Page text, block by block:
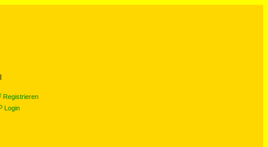
Registrieren
Login